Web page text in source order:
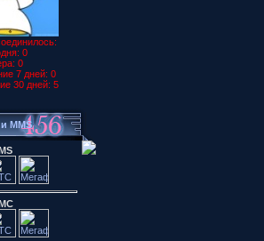
0
0
7 дней: 0
30 дней: 5
MMS